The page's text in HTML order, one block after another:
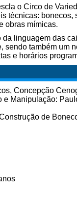
o Circo de
técnicas:
obras mímicas.
da linguagem das
sendo também um
e horários
Concepção
e Manipulação:
de